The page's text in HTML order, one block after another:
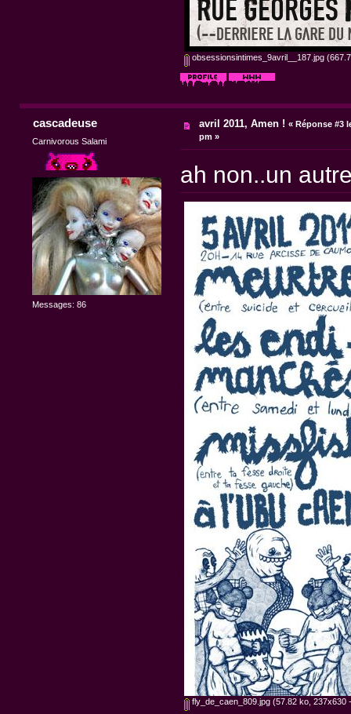
obsessionsintimes_9avril__187.jpg
cascadeuse
Carnivorous Salami
Messages: 86
avril 2011, Amen ! « Réponse #3
pm »
ah non..un
fly_de_caen_809.jpg (57.82 ko, 237x630